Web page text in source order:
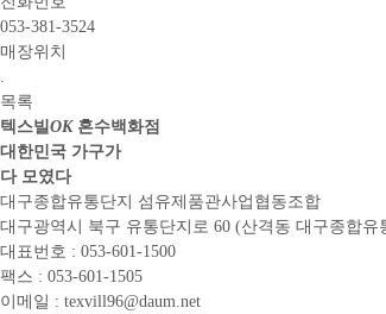
053-381-3524
매장위치
.
목록
텍스빌 OK혼수백화점
대한민국 가구가
다 모였다
대구종합유통단지 섬유제품관사업협동조합
대구광역시 북구 유통단지로 60 (산격동 대구종합유
대표번호 : 053-601-1500
팩스 : 053-601-1505
이메일 : texvill96@daum.net